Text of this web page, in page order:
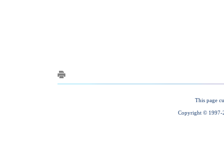
This page
Copyright © 1997-